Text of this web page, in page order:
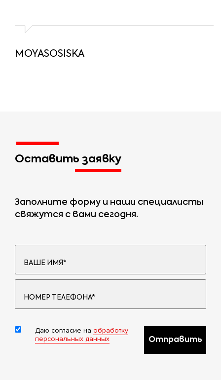
MOYASOSISKA
Оставить заявку
Заполните форму и наши специалисты
свяжутся с вами сегодня.
Даю согласие на обработку
персональных данных
Отправить